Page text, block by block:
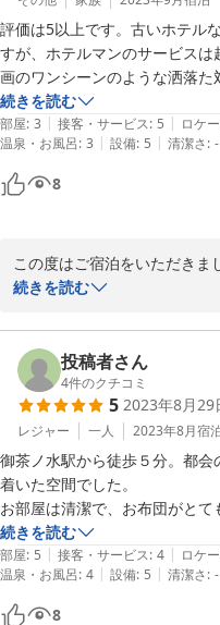
古さではなく落ち着く空間と
ざいます。
今後も趣きあるクラシックホ
またお越しいただける日をス
ります。
2023-10-18
評価は5以上です。古いホテル
すが、ホテルマンのサービス
画のワンシーンのような洒落た
ちでいっぱいです。
続きを読む
部屋: 3 | 接客・サービス: 5 | ロケ
温泉・お風呂: 3 | 設備: 5 | 清潔さ: -
8
この度はご宿泊をいただきま
施設面に関し修繕を行っては
お客様からご満足いただけま
す。
ご滞在中のサービスにつきま
今後の励みとなります。
是非またお越しくださいませ
2023-09-29
続きを読む
投稿者さん
4件のクチコミ
5 2023年8月29
レジャー 一人 2023年8月宿
御茶ノ水駅から徒歩５分。都
着いた空間でした。
お部屋は清潔で、お布団がとて
スタッフは若い方が多いのです
の老舗ホテルの伝統を大切にさ
続きを読む
部屋: 5 | 接客・サービス: 4 | ロケ
温泉・お風呂: 4 | 設備: 5 | 清潔さ: -
8